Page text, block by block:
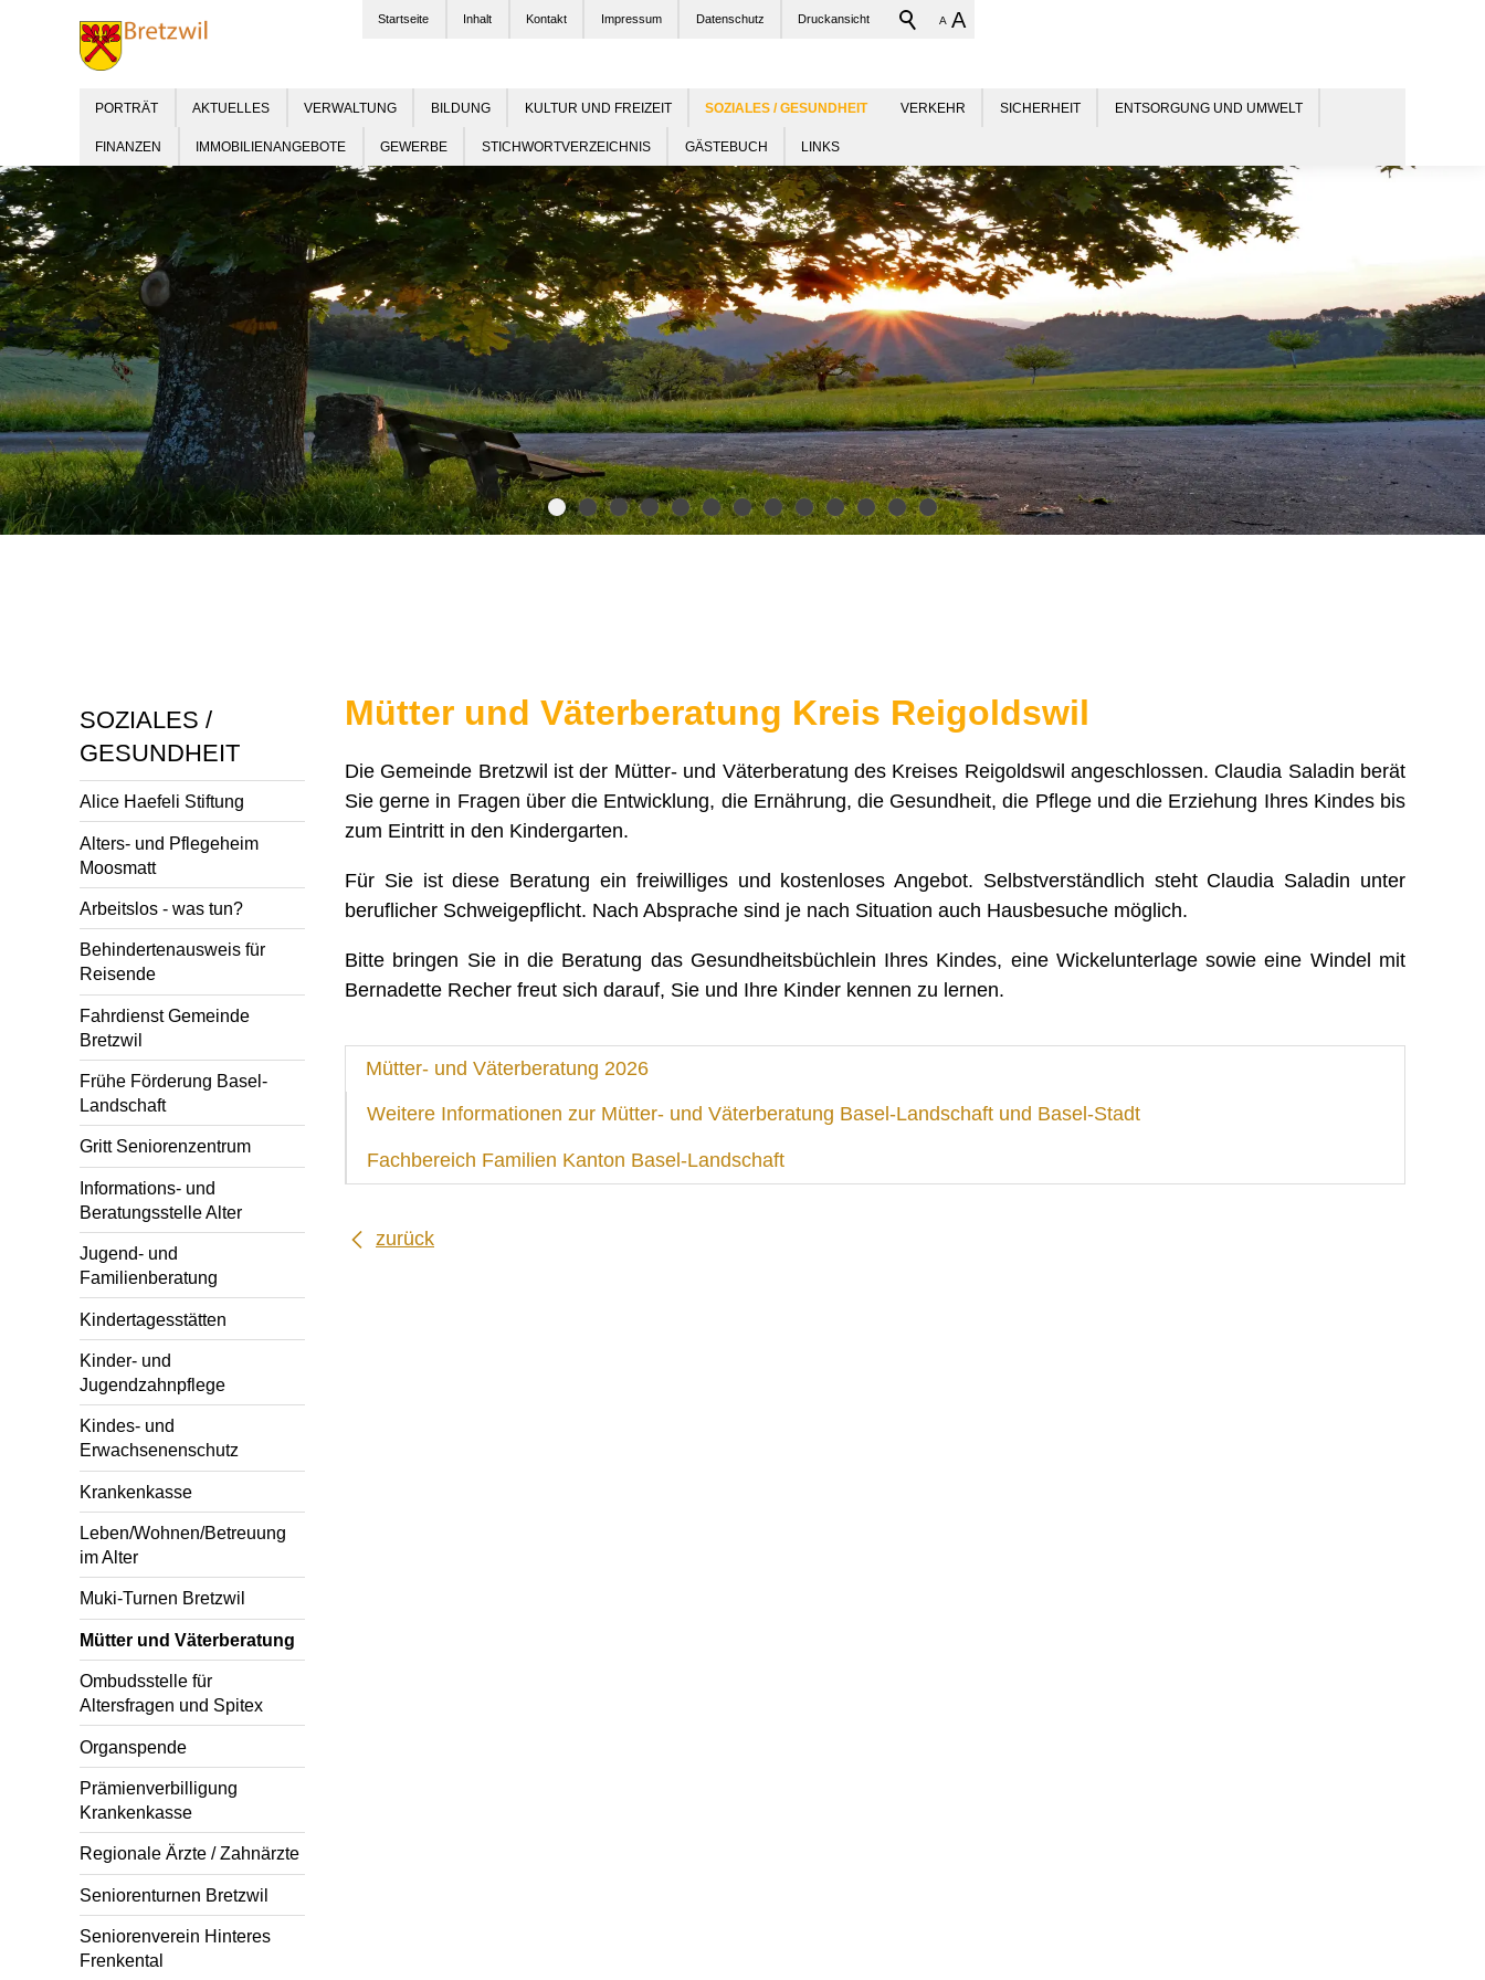
PORTRÄT AKTUELLES VERWALTUNG BILDUNG KULTUR UND FREIZEIT VERKEHR SICHERHEIT ENTSORGUNG UND UMWELT
FINANZEN IMMOBILIENANGEBOTE GEWERBE STICHWORTVERZEICHNIS GÄSTEBUCH LINKS
Startseite Inhalt Kontakt Impressum Datenschutz Druckansicht A A
SOZIALES /
GESUNDHEIT
Alice Haefeli Stiftung
Alters- und Pflegeheim
Moosmatt
Arbeitslos - was tun?
Behindertenausweis für
Reisende
Fahrdienst Gemeinde
Bretzwil
Frühe Förderung Basel-
Landschaft
Gritt Seniorenzentrum
Informations- und
Beratungsstelle Alter
Jugend- und
Familienberatung
Kindertagesstätten
Kinder- und
Jugendzahnpflege
Kindes- und
Erwachsenenschutz
Krankenkasse
Leben/Wohnen/Betreuung
im Alter
Muki-Turnen Bretzwil
Mütter und Väterberatung
Ombudsstelle für
Altersfragen und Spitex
Organspende
Prämienverbilligung
Krankenkasse
Regionale Ärzte / Zahnärzte
Seniorenturnen Bretzwil
Seniorenverein Hinteres
Frenkental
Mütter und Väterberatung Kreis Reigoldswil
Die Gemeinde Bretzwil ist der Mütter- und Väterberatung des Kreises Reigoldswil angeschlossen. Claudia Saladin berät
Sie gerne in Fragen über die Entwicklung, die Ernährung, die Gesundheit, die Pflege und die Erziehung Ihres Kindes bis
zum Eintritt in den Kindergarten.
Für Sie ist diese Beratung ein freiwilliges und kostenloses Angebot. Selbstverständlich steht Claudia Saladin unter
beruflicher Schweigepflicht. Nach Absprache sind je nach Situation auch Hausbesuche möglich.
Bitte bringen Sie in die Beratung das Gesundheitsbüchlein Ihres Kindes, eine Wickelunterlage sowie eine Windel mit
Bernadette Recher freut sich darauf, Sie und Ihre Kinder kennen zu lernen.
Mütter- und Väterberatung 2026
Weitere Informationen zur Mütter- und Väterberatung Basel-Landschaft und Basel-Stadt
Fachbereich Familien Kanton Basel-Landschaft
zurück